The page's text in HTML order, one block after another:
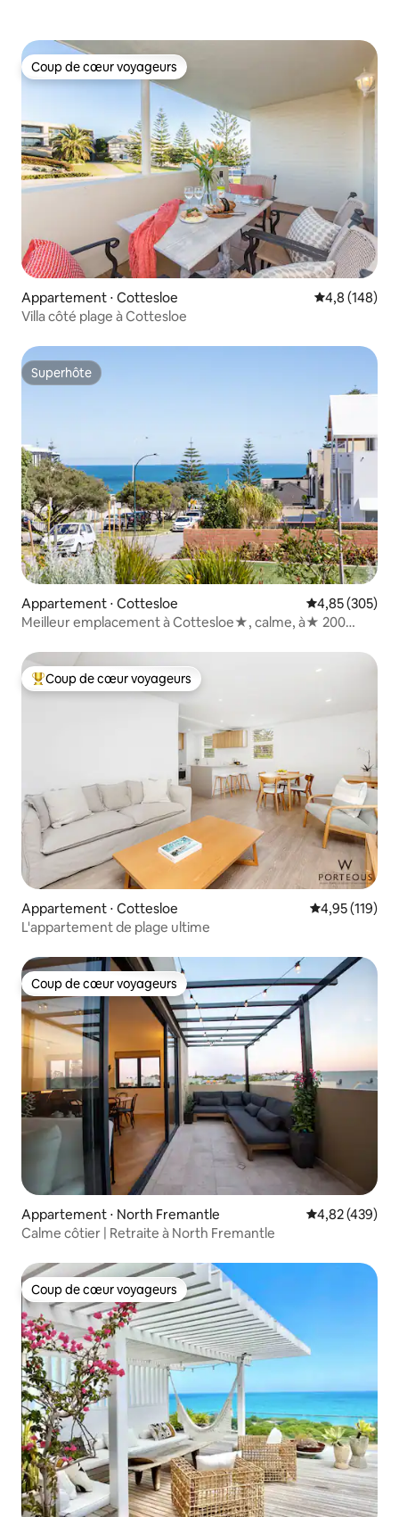
Coup de cœur voyageurs
Coup de cœur voyageurs
Appartement ⋅ Cottesloe Évaluation
4,8 (148)
Villa côté plage à Cottesloe
Superhôte
Superhôte
Appartement ⋅ Cottesloe Évaluation
4,85 (305)
Meilleur emplacement à Cottesloe★, calme, à★ 200
Coups de cœur voyageurs les plus appréciés
Coup de cœur voyageurs
Appartement ⋅ Cottesloe Évaluation
4,95 (119)
L'appartement de plage ultime
Coup de cœur voyageurs
Coup de cœur voyageurs
Appartement ⋅ North Fremantle Évaluation
4,82 (439)
Calme côtier | Retraite à North Fremantle
Coup de cœur voyageurs
Coup de cœur voyageurs